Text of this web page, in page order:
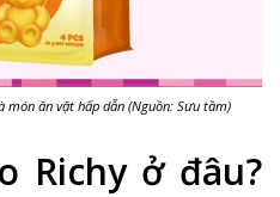
món ăn vặt hấp dẫn (Nguồn: Sưu tầm)
Richy ở đâu?